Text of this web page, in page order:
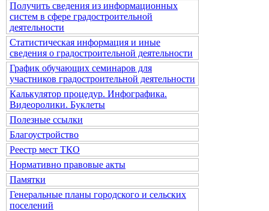
Получить сведения из информационных
систем в сфере градостроительной
деятельности
Статистическая информация и иные
сведения о градостроительной деятельности
График обучающих семинаров для
участников градостроительной деятельности
Калькулятор процедур. Инфографика.
Видеоролики. Буклеты
Полезные ссылки
Благоустройство
Реестр мест ТКО
Нормативно правовые акты
Памятки
Генеральные планы городского и сельских
поселений